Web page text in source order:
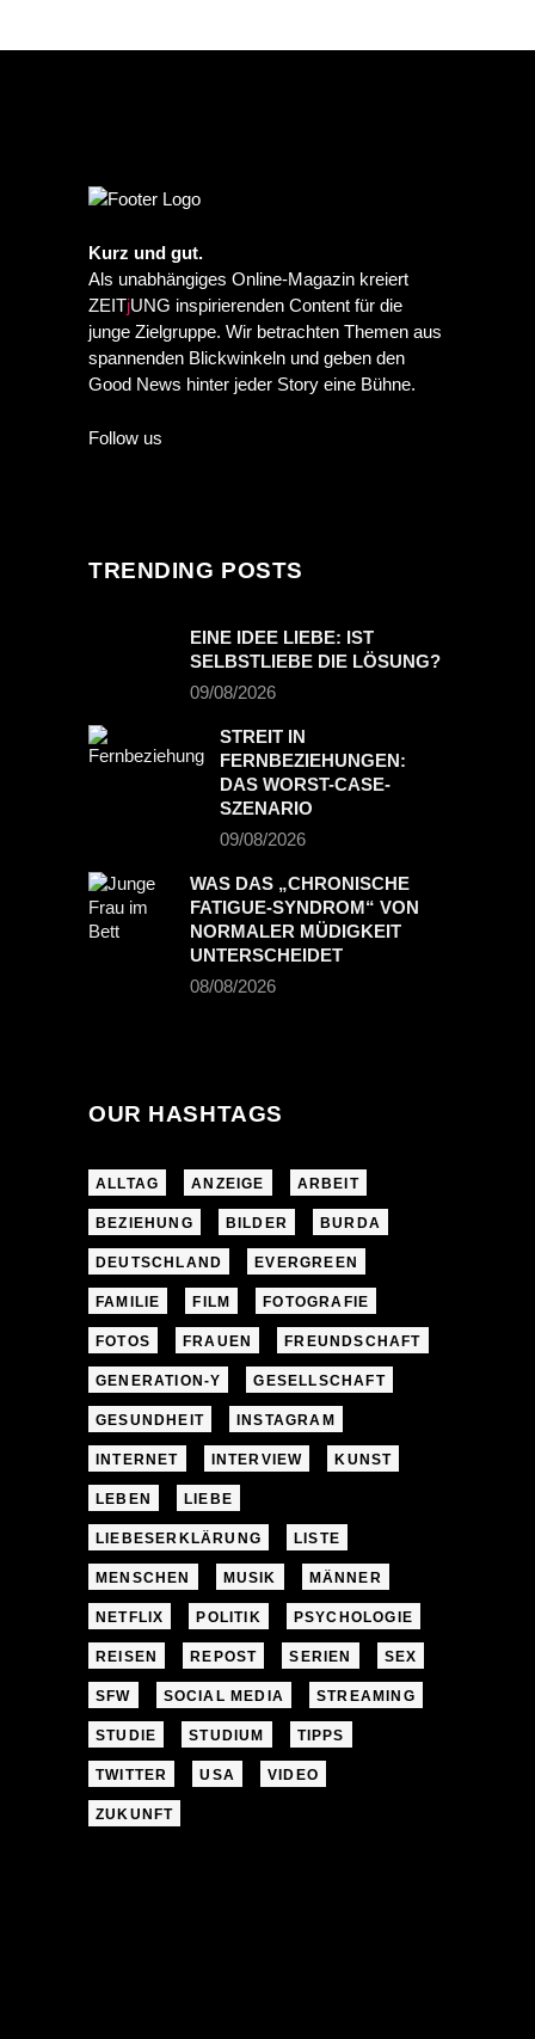
Kurz und gut.
Als unabhängiges Online-Magazin kreiert
ZEITjUNG inspirierenden Content für die
junge Zielgruppe. Wir betrachten Themen aus
spannenden Blickwinkeln und geben den
Good News hinter jeder Story eine Bühne.
Follow us
TRENDING POSTS
EINE IDEE LIEBE: IST
SELBSTLIEBE DIE LÖSUNG?
09/08/2026
STREIT IN
FERNBEZIEHUNGEN:
DAS WORST-CASE-
SZENARIO
09/08/2026
WAS DAS „CHRONISCHE
FATIGUE-SYNDROM“ VON
NORMALER MÜDIGKEIT
UNTERSCHEIDET
08/08/2026
OUR HASHTAGS
ALLTAG ANZEIGE ARBEIT
BEZIEHUNG BILDER BURDA
DEUTSCHLAND EVERGREEN
FAMILIE FILM FOTOGRAFIE
FOTOS FRAUEN FREUNDSCHAFT
GENERATION-Y GESELLSCHAFT
GESUNDHEIT INSTAGRAM
INTERNET INTERVIEW KUNST
LEBEN LIEBE
LIEBESERKLÄRUNG LISTE
MENSCHEN MUSIK MÄNNER
NETFLIX POLITIK PSYCHOLOGIE
REISEN REPOST SERIEN SEX
SFW SOCIAL MEDIA STREAMING
STUDIE STUDIUM TIPPS
TWITTER USA VIDEO
ZUKUNFT